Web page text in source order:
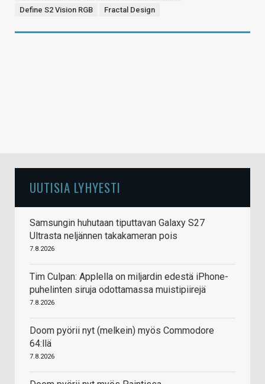
Define S2 Vision RGB
Fractal Design
UUTISIA LYHYESTI
Samsungin huhutaan tiputtavan Galaxy S27
Ultrasta neljännen takakameran pois
7.8.2026
Tim Culpan: Applella on miljardin edestä iPhone-
puhelinten siruja odottamassa muistipiirejä
7.8.2026
Doom pyörii nyt (melkein) myös Commodore
64:llä
7.8.2026